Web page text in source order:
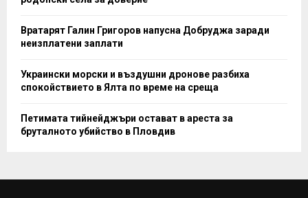
Вратарят Галин Григоров напусна Добруджа заради
неизплатени заплати
Украински морски и въздушни дронове разбиха
спокойствието в Ялта по време на среща
Петимата тийнейджъри остават в ареста за
бруталното убийство в Пловдив